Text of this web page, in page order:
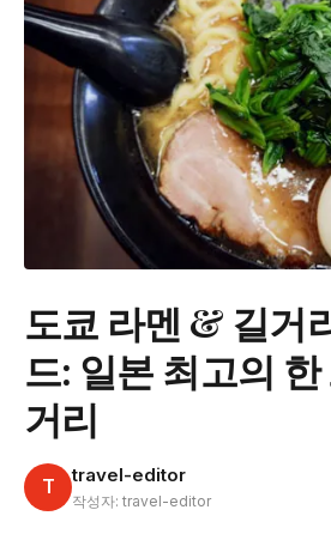
도쿄 라멘 & 길거
드: 일본 최고의
거리
T travel-editor
작성자: travel-editor